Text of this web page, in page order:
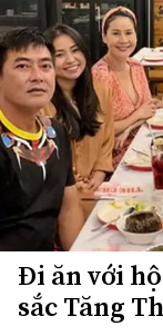
Đi ăn với
sắc Tăng